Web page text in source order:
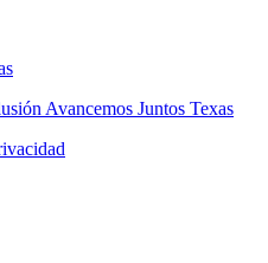
Avancemos Juntos Texas